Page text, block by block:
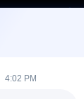
robots.
4:02 PM